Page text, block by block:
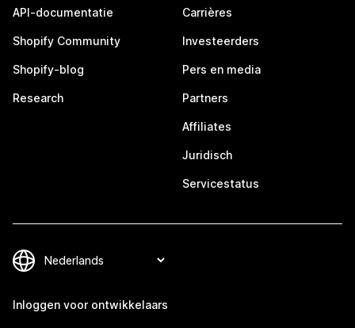
API-documentatie
Shopify Community
Shopify-blog
Research
Carrières
Investeerders
Pers en media
Partners
Affiliates
Juridisch
Servicestatus
Inloggen voor ontwikkelaars